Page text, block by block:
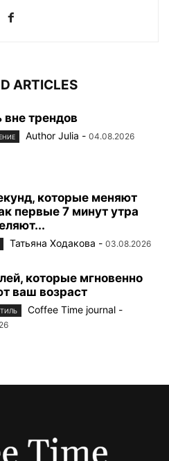
ARTICLES
трендов
Author Julia - 04.08.2026
которые меняют
первые 7 минут утра
Татьяна Ходакова - 03.08.2026
которые мгновенно
ваш возраст
Coffee Time journal -